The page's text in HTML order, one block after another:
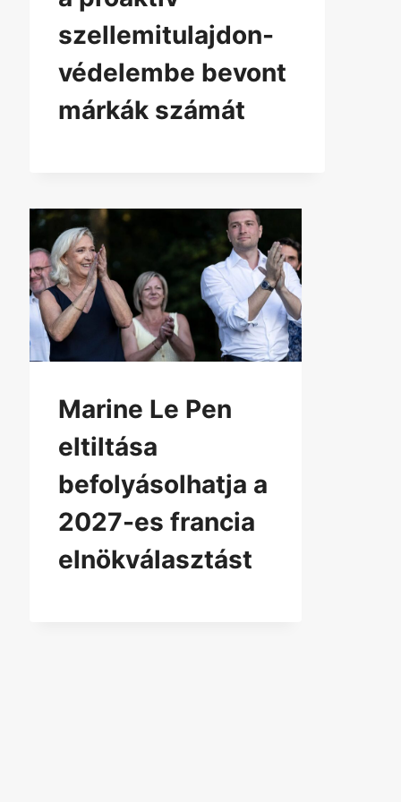
szellemitulajdon-
védelembe bevont
márkák számát
Marine Le Pen
eltiltása
befolyásolhatja a
2027-es francia
elnökválasztást